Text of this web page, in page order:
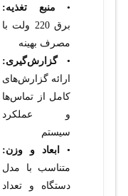
• منبع تغذیه:
برق 220 ولت با
مصرف بهینه
•گزارش‌گیری:
ارائه گزارش‌های
کامل از تماس‌ها
و عملکرد
سیستم
•
ابعاد و وزن:
متناسب با مدل
دستگاه و تعداد